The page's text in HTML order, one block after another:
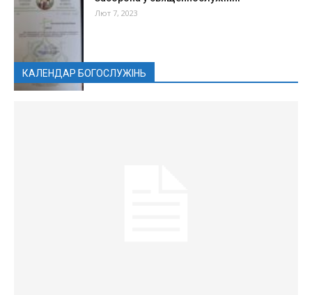
Лют 7, 2023
КАЛЕНДАР БОГОСЛУЖІНЬ